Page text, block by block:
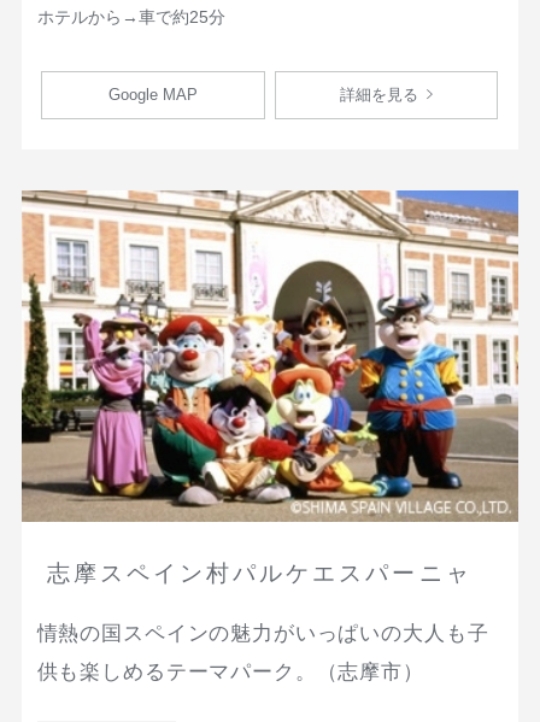
ホテルから→車で約25分
Google MAP 詳細を見る
志摩スペイン村パルケエスパーニャ
情熱の国スペインの魅力がいっぱいの大人も子
供も楽しめるテーマパーク。（志摩市）